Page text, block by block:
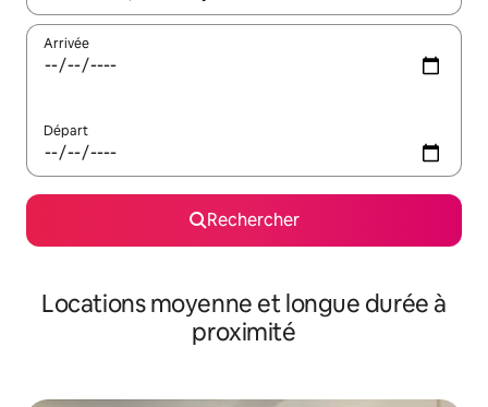
Arrivée
Départ
Rechercher
Locations moyenne et longue durée à
proximité